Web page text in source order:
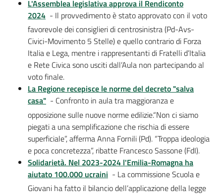
L'Assemblea legislativa approva il Rendiconto
2024 - Il provvedimento è stato approvato con il voto
favorevole dei consiglieri di centrosinistra (Pd-Avs-
Civici-Movimento 5 Stelle) e quello contrario di Forza
Italia e Lega, mentre i rappresentanti di Fratelli d’Italia
e Rete Civica sono usciti dall’Aula non partecipando al
voto finale.
La Regione recepisce le norme del decreto "salva
casa" - Confronto in aula tra maggioranza e
opposizione sulle nuove norme edilizie.“Non ci siamo
piegati a una semplificazione che rischia di essere
superficiale”, afferma Anna Fornili (Pd). “Troppa ideologia
e poca concretezza”, ribatte Francesco Sassone (FdI).
Solidarietà. Nel 2023-2024 l'Emilia-Romagna ha
aiutato 100.000 ucraini - La commissione Scuola e
Giovani ha fatto il bilancio dell’applicazione della legge